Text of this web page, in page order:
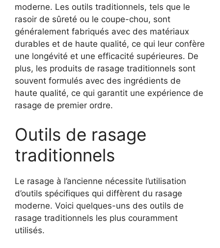
moderne. Les outils traditionnels, tels que le
rasoir de sûreté ou le coupe-chou, sont
généralement fabriqués avec des matériaux
durables et de haute qualité, ce qui leur confère
une longévité et une efficacité supérieures. De
plus, les produits de rasage traditionnels sont
souvent formulés avec des ingrédients de
haute qualité, ce qui garantit une expérience de
rasage de premier ordre.
Outils de rasage
traditionnels
Le rasage à l’ancienne nécessite l’utilisation
d’outils spécifiques qui diffèrent du rasage
moderne. Voici quelques-uns des outils de
rasage traditionnels les plus couramment
utilisés.